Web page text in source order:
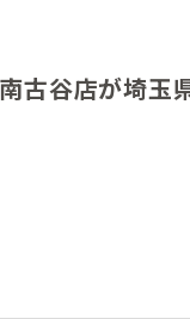
古谷店が埼玉